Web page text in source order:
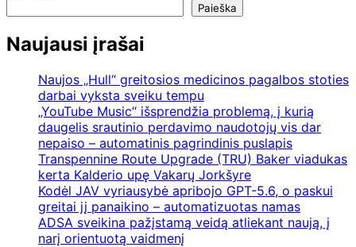
Paieška
Naujausi įrašai
Naujos „Hull“ greitosios medicinos pagalbos stoties
darbai vyksta sveiku tempu
„YouTube Music“ išsprendžia problemą, į kurią
daugelis srautinio perdavimo naudotojų vis dar
nepaiso – automatinis pagrindinis puslapis
Transpennine Route Upgrade (TRU) Baker viadukas
kerta Kalderio upę Vakarų Jorkšyre
Kodėl JAV vyriausybė apribojo GPT-5.6, o paskui
greitai jį panaikino – automatizuotas namas
ADSA sveikina pažįstamą veidą atliekant naują, į
narį orientuotą vaidmenį